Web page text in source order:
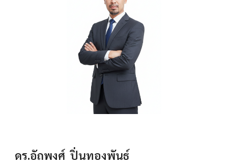
ดร.อัถพงศ์ ปิ่นทองพันธ์